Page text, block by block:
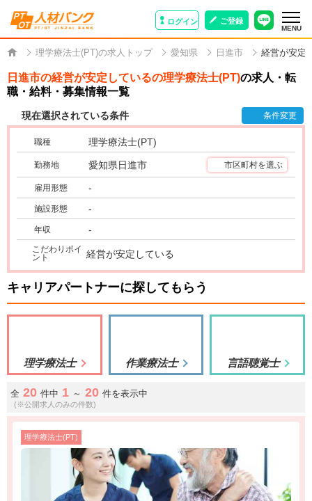
ログイン ご登録
MENU
理学療法士(PT)の求人トップ 愛知県 日進市 経営が安定
日進市の経営が安定しているの理学療法士(PT)の求人・転
職・給料・募集情報一覧
現在選択されている条件 条件変更
職種 理学療法士(PT)
勤務地 愛知県日進市 市区町村を選ぶ
雇用形態 -
施設形態 -
年収 -
こだわりポイ
ント
経営が安定している
キャリアパートナーに探してもらう
理学療法士 作業療法士 言語聴覚士
全 20 件中 1 ～ 20 件を表示中
(※公開求人のみの件数)
理学療法士(PT)